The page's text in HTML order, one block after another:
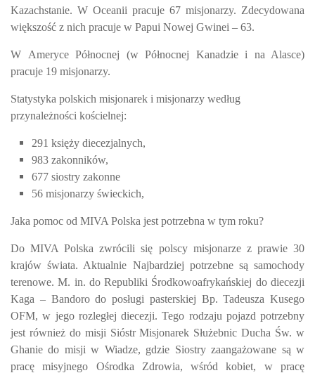
Kazachstanie. W Oceanii pracuje 67 misjonarzy. Zdecydowana
większość z nich pracuje w Papui Nowej Gwinei – 63.
W Ameryce Północnej (w Północnej Kanadzie i na Alasce)
pracuje 19 misjonarzy.
Statystyka polskich misjonarek i misjonarzy według
przynależności kościelnej:
291 księży diecezjalnych,
983 zakonników,
677 siostry zakonne
56 misjonarzy świeckich,
Jaka pomoc od MIVA Polska jest potrzebna w tym roku?
Do MIVA Polska zwrócili się polscy misjonarze z prawie 30
krajów świata. Aktualnie Najbardziej potrzebne są samochody
terenowe. M. in. do Republiki Środkowoafrykańskiej do diecezji
Kaga – Bandoro do posługi pasterskiej Bp. Tadeusza Kusego
OFM, w jego rozległej diecezji. Tego rodzaju pojazd potrzebny
jest również do misji Sióstr Misjonarek Służebnic Ducha Św. w
Ghanie do misji w Wiadze, gdzie Siostry zaangażowane są w
pracę misyjnego Ośrodka Zdrowia, wśród kobiet, w pracę